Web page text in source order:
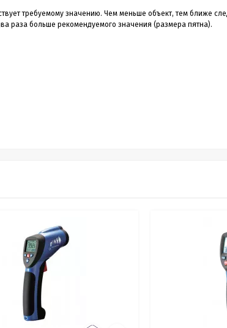
требуемому значению. Чем меньше объект, тем ближе
раза больше рекомендуемого значения (размера пятна).